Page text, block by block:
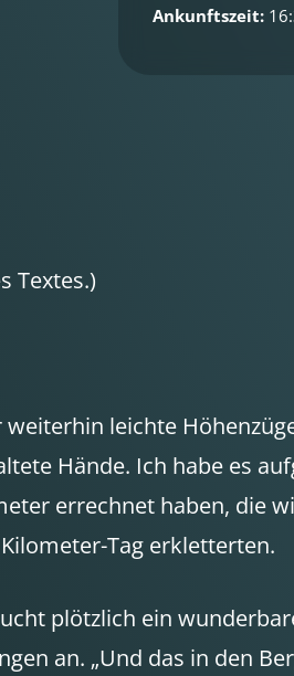
Ankunftszeit:
Textes.)
leichte
Hände. Ich habe es
errechnet haben, die
Tag erkletterten.
plötzlich ein
an. „Und das in den